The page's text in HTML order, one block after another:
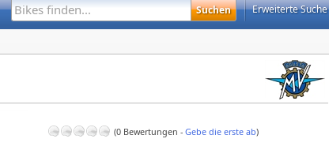
Erweiterte Suche
(0 Bewertungen - Gebe die erste ab)